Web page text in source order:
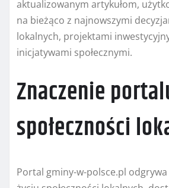
aktualizowanym artykułom,
na bieżąco z najnowszymi
lokalnych, projektami
inicjatywami społecznymi.
Znaczenie
społeczności
Portal gminy-w-polsce.pl